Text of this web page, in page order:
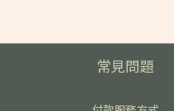
常見問題